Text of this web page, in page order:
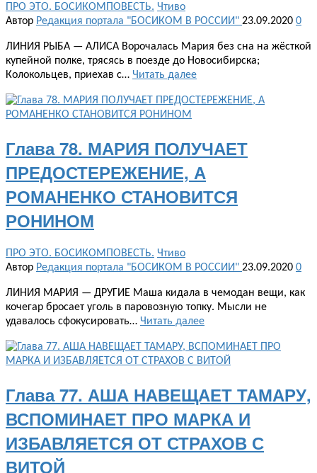
ПРО ЭТО. БОСИКОМПОВЕСТЬ. Чтиво
Автор Редакция портала "БОСИКОМ В РОССИИ" 23.09.2020 0
ЛИНИЯ РЫБА — АЛИСА Ворочалась Мария без сна на жёсткой
купейной полке, трясясь в поезде до Новосибирска;
Колокольцев, приехав с… Читать далее
Глава 78. МАРИЯ ПОЛУЧАЕТ
ПРЕДОСТЕРЕЖЕНИЕ, А
РОМАНЕНКО СТАНОВИТСЯ
РОНИНОМ
ПРО ЭТО. БОСИКОМПОВЕСТЬ. Чтиво
Автор Редакция портала "БОСИКОМ В РОССИИ" 23.09.2020 0
ЛИНИЯ МАРИЯ — ДРУГИЕ Маша кидала в чемодан вещи, как
кочегар бросает уголь в паровозную топку. Мысли не
удавалось сфокусировать… Читать далее
Глава 77. АША НАВЕЩАЕТ ТАМАРУ,
ВСПОМИНАЕТ ПРО МАРКА И
ИЗБАВЛЯЕТСЯ ОТ СТРАХОВ С
ВИТОЙ